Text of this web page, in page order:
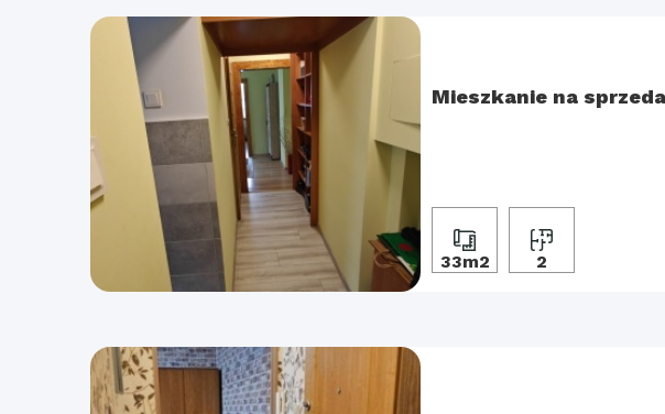
Mieszkanie na
33m2 2